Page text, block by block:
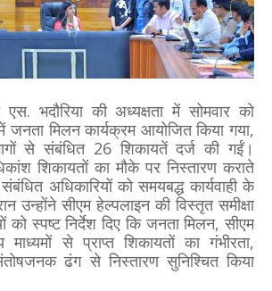
एस. भदौरिया की अध्यक्षता में सोमवार को
मिलन कार्यक्रम आयोजित किया गया,
से संबंधित 26 शिकायतें दर्ज की गईं।
शिकायतों का मौके पर निस्तारण कराते
अधिकारियों को समयबद्ध कार्यवाही के
उन्होंने सीएम हेल्पलाइन की विस्तृत समीक्षा
को स्पष्ट निर्देश दिए कि जनता मिलन, सीएम
से प्राप्त शिकायतों का गंभीरता,
ढंग से निस्तारण सुनिश्चित किया